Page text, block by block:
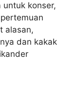
untuk konser,
alasan,
dan kakak